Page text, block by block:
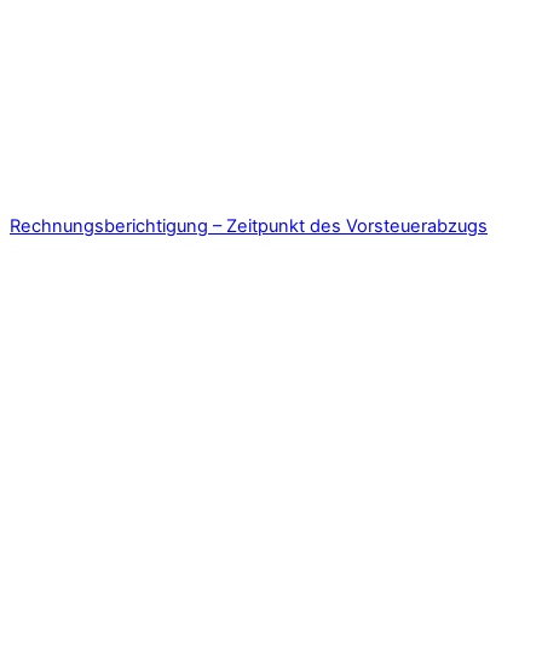
Rechnungsberichtigung – Zeitpunkt des Vorsteuerabzugs